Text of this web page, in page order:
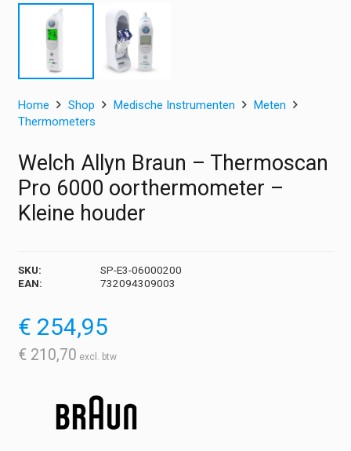
Home Shop Medische Instrumenten
Meten
Thermometers
Welch Allyn Braun – Thermoscan
Pro 6000 oorthermometer –
Kleine houder
SKU:
SP-E3-06000200
EAN:
732094309003
€ 254,95
€ 210,70